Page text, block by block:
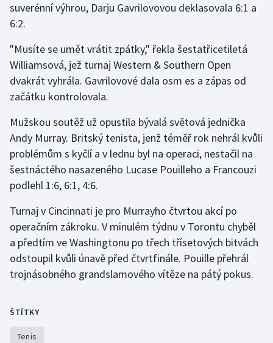
Volejbal
Ostatní
suverénní výhrou, Darju Gavrilovovou deklasovala 6:1 a
6:2.
"Musíte se umět vrátit zpátky," řekla šestatřicetiletá
Williamsová, jež turnaj Western & Southern Open
dvakrát vyhrála. Gavrilovové dala osm es a zápas od
začátku kontrolovala.
Mužskou soutěž už opustila bývalá světová jednička
Andy Murray. Britský tenista, jenž téměř rok nehrál kvůli
problémům s kyčlí a v lednu byl na operaci, nestačil na
šestnáctého nasazeného Lucase Pouilleho a Francouzi
podlehl 1:6, 6:1, 4:6.
Turnaj v Cincinnati je pro Murrayho čtvrtou akcí po
operačním zákroku. V minulém týdnu v Torontu chyběl
a předtím ve Washingtonu po třech třísetových bitvách
odstoupil kvůli únavě před čtvrtfinále. Pouille přehrál
trojnásobného grandslamového vítěze na pátý pokus.
ŠTÍTKY
Tenis